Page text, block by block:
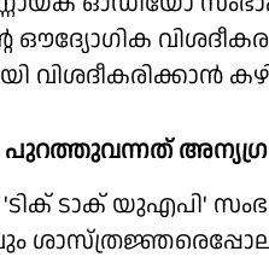
ഔദ്യോഗിക
'ടിക് ടാക് യുഎപി'